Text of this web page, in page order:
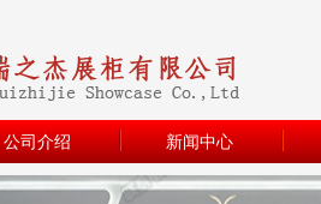
公司介绍 新闻中心